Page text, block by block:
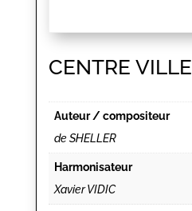
CENTRE VILLE
Auteur / compositeur
de SHELLER
Harmonisateur
Xavier VIDIC